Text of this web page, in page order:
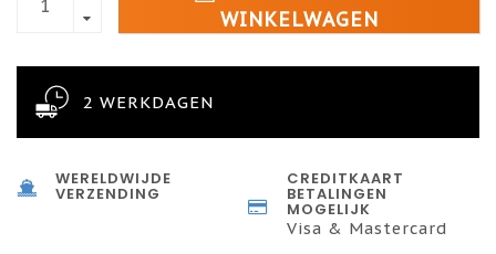
WINKELWAGEN
2 WERKDAGEN
WERELDWIJDE
VERZENDING
CREDITKAART
BETALINGEN
MOGELIJK
Visa & Mastercard